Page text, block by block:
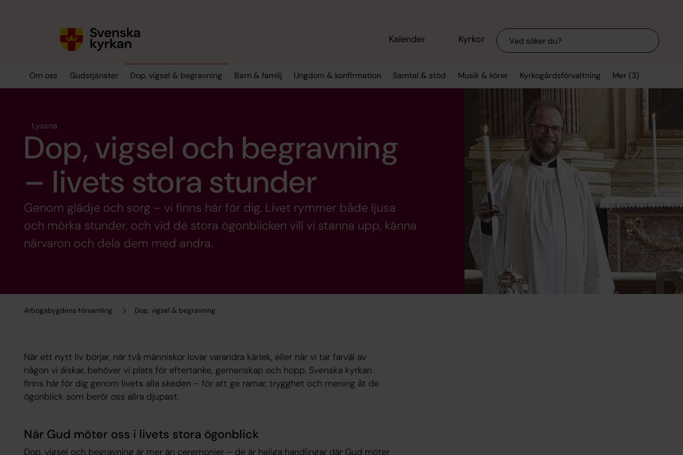
Kalender Kyrkor Sök
Om oss Gudstjänster Dop, vigsel & begravning Barn & familj Ungdom & konfirmation Samtal & stöd Musik & körer Kyrkogårdsförvaltning Mer (3)
Arbogabygdens församling Dop, vigsel & begravning
Lyssna
Dop, vigsel och begravning
– livets stora stunder
Genom glädje och sorg – vi finns här för dig. Livet rymmer både ljusa
och mörka stunder, och vid de stora ögonblicken vill vi stanna upp, känna
närvaron och dela dem med andra.
När ett nytt liv börjar, när två människor lovar varandra kärlek, eller när vi tar farväl av
någon vi älskar, behöver vi plats för eftertanke, gemenskap och hopp. Svenska kyrkan
finns här för dig genom livets alla skeden – för att ge ramar, trygghet och mening åt de
ögonblick som berör oss allra djupast.
När Gud möter oss i livets stora ögonblick
Dop, vigsel och begravning är mer än ceremonier – de är heliga handlingar där Gud möter